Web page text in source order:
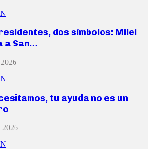
dos símbolos: Milei
a San…
tu ayuda no es un
2026